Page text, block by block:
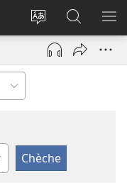
Chanje
lang
sit
Konekte
(opens
window)
Fè
rechèch
sou